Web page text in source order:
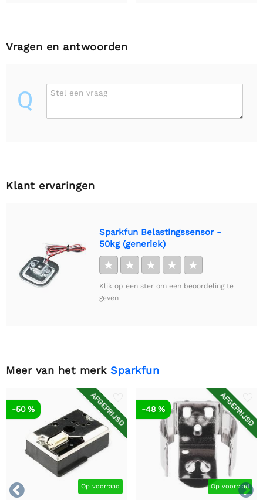
Vragen en antwoorden
Q Stel een vraag
Klant ervaringen
Sparkfun Belastingssensor -
50kg (generiek)
★ ★ ★ ★ ★
Klik op een ster om een beoordeling te
geven
Meer van het merk Sparkfun


AFGEPRIJSD
Op voorraad
-50 % AFGEPRIJSD
Op voorraad
-48 %